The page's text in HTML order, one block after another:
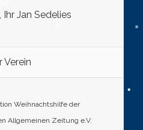
Jan Sedelies
Verein
Weihnachtshilfe der
Allgemeinen Zeitung e.V.